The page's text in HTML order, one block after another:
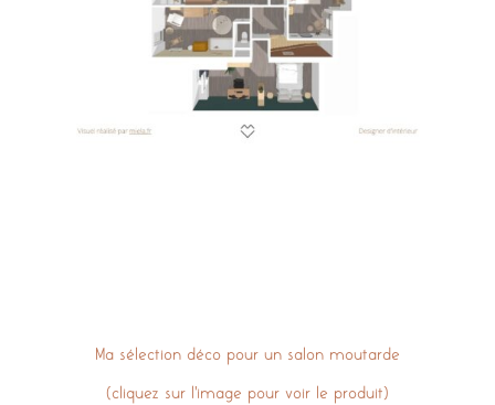
Ma sélection déco pour un salon moutarde
(cliquez sur l’image pour voir le produit)